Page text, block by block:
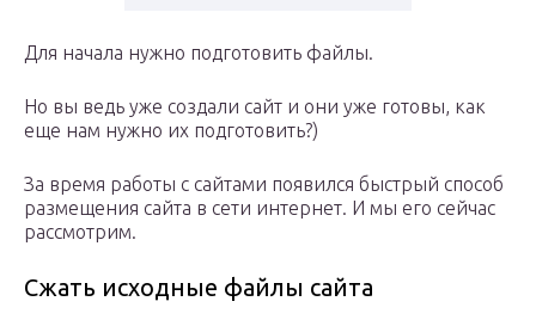
Для начала нужно подготовить файлы.
Но вы ведь уже создали сайт и они уже готовы, как
еще нам нужно их подготовить?)
За время работы с сайтами появился быстрый способ
размещения сайта в сети интернет. И мы его сейчас
рассмотрим.
Сжать исходные файлы сайта